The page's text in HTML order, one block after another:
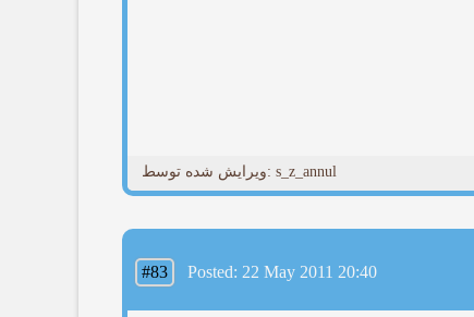
ویرایش شده توسط: s_z_annul
#83 Posted: 22 May 2011 20:40